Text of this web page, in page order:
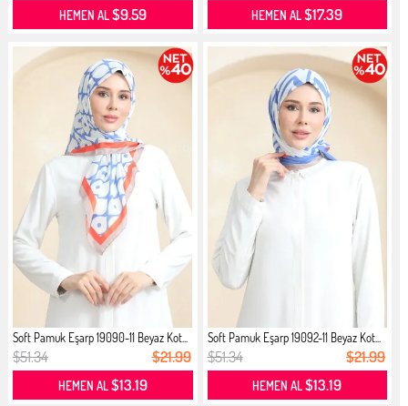
HEMEN AL$9.59 HEMEN AL$17.39
Soft Pamuk Eşarp 19090-11 Beyaz Kot...
$51.34 $21.99
HEMEN AL$13.19
Soft Pamuk Eşarp 19092-11 Beyaz Kot...
$51.34 $21.99
HEMEN AL$13.19